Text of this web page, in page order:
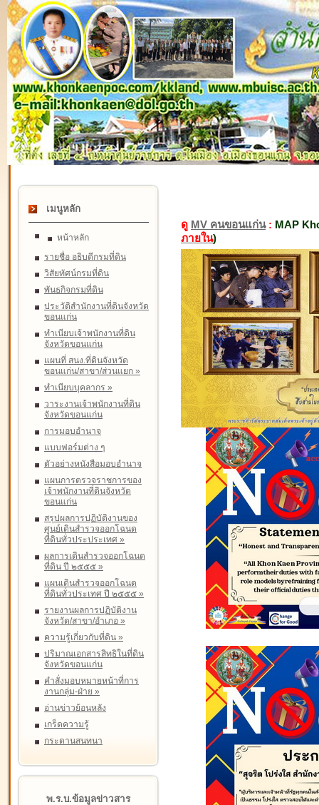
เมนูหลัก
หน้าหลัก
รายชื่อ อธิบดีกรมที่ดิน
วิสัยทัศน์กรมที่ดิน
พันธกิจกรมที่ดิน
ประวัติสำนักงานที่ดินจังหวัด
ขอนแก่น
ทำเนียบเจ้าพนักงานที่ดิน
จังหวัดขอนแก่น
แผนที่ สนง.ที่ดินจังหวัด
ขอนแก่น/สาขา/ส่วนแยก »
ทำเนียบบุคลากร »
วาระงานเจ้าพนักงานที่ดิน
จังหวัดขอนแก่น
การมอบอำนาจ
แบบฟอร์มต่าง ๆ
ตัวอย่างหนังสือมอบอำนาจ
แผนการตรวจราชการของ
เจ้าพนักงานที่ดินจังหวัด
ขอนแก่น
สรุปผลการปฏิบัติงานของ
ศูนย์เดินสำรวจออกโฉนด
ที่ดินทั่วประประเทศ »
ผลการเดินสำรวจออกโฉนด
ที่ดิน ปี ๒๕๕๕ »
แผนเดินสำรวจออกโฉนด
ที่ดินทั่วประเทศ ปี ๒๕๕๕ »
รายงานผลการปฏิบัติงาน
จังหวัด/สาขา/อำเภอ »
ความรู้เกี่ยวกับที่ดิน »
ปริมาณเอกสารสิทธิในที่ดิน
จังหวัดขอนแก่น
คำสั่งมอบหมายหน้าที่การ
งานกลุ่ม-ฝ่าย »
อ่านข่าวย้อนหลัง
เกร็ดความรู้
กระดานสนทนา
พ.ร.บ.ข้อมูลข่าวสาร
ดู MV คนขอนแก่น: MAP
ภายใน)